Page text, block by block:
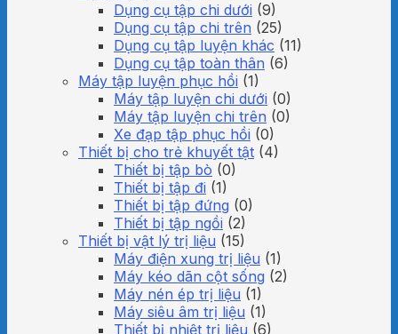
Dụng cụ tập chi dưới (9)
Dụng cụ tập chi trên (25)
Dụng cụ tập luyện khác (11)
Dụng cụ tập toàn thân (6)
Máy tập luyện phục hồi (1)
Máy tập luyện chi dưới (0)
Máy tập luyện chi trên (0)
Xe đạp tập phục hồi (0)
Thiết bị cho trẻ khuyết tật (4)
Thiết bị tập bò (0)
Thiết bị tập đi (1)
Thiết bị tập đứng (0)
Thiết bị tập ngồi (2)
Thiết bị vật lý trị liệu (15)
Máy điện xung trị liệu (1)
Máy kéo dãn cột sống (2)
Máy nén ép trị liệu (1)
Máy siêu âm trị liệu (1)
Thiết bị nhiệt trị liệu (6)